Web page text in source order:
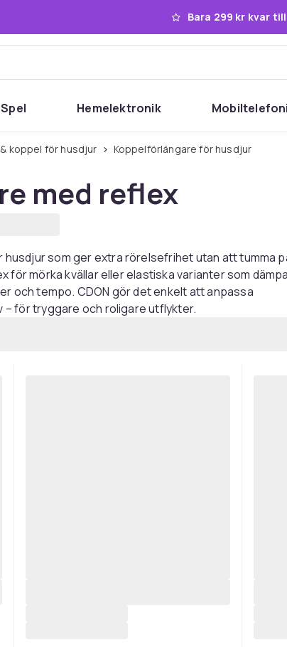
Bara 299 kr kvar
Spel Hemelektronik Mobiltelefoni
& koppel för husdjur Koppelförlängare för husdjur
med reflex
som ger extra rörelsefrihet utan att tumma
för mörka kvällar eller elastiska varianter som
och tempo. CDON gör det enkelt att anpassa
för tryggare och roligare utflykter.